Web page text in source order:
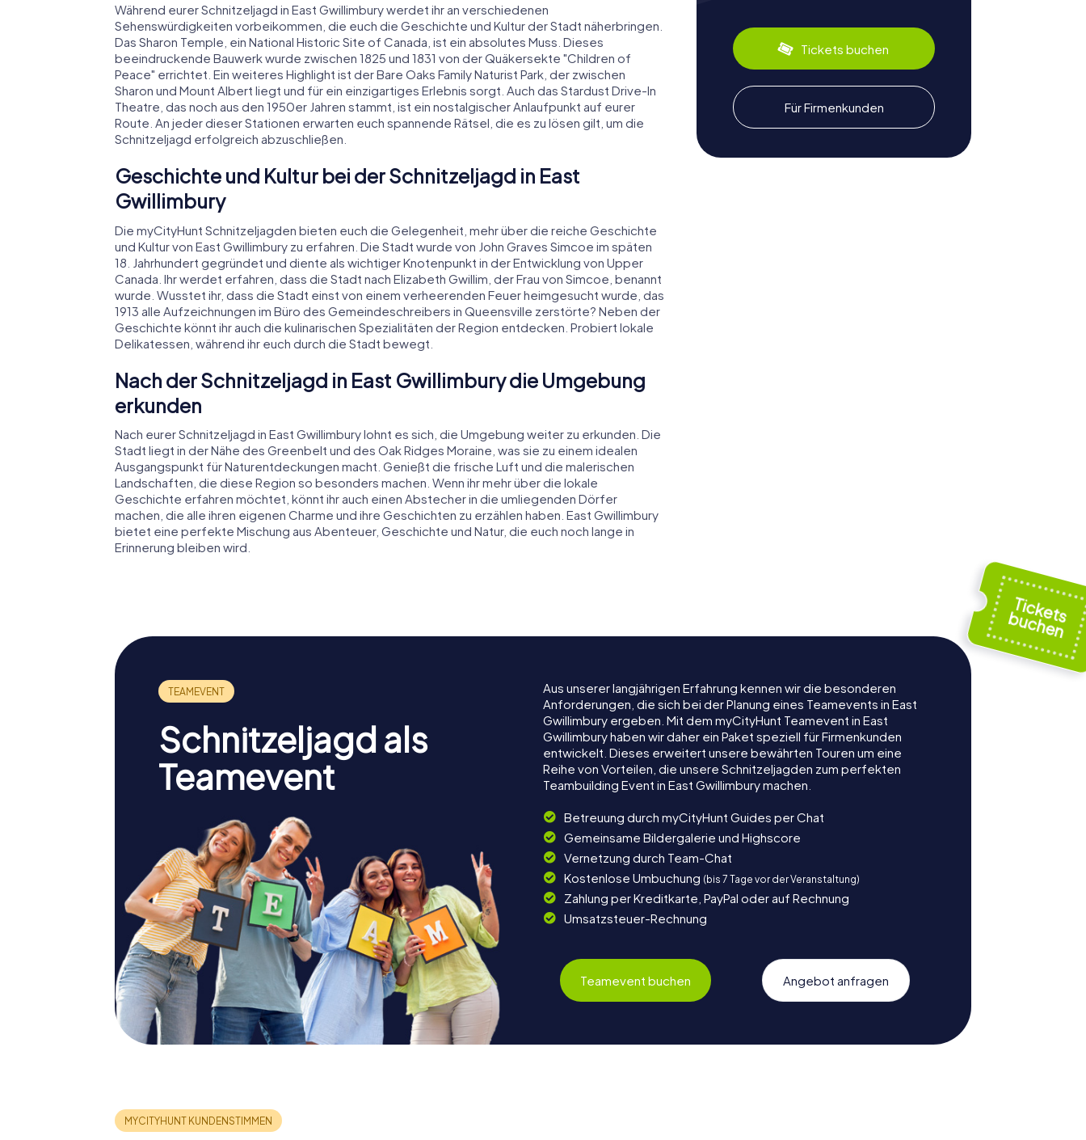
Während eurer Schnitzeljagd in East Gwillimbury werdet ihr an verschiedenen
Sehenswürdigkeiten vorbeikommen, die euch die Geschichte und Kultur der Stadt näherbringen.
Das Sharon Temple, ein National Historic Site of Canada, ist ein absolutes Muss. Dieses
beeindruckende Bauwerk wurde zwischen 1825 und 1831 von der Quäkersekte "Children of
Peace" errichtet. Ein weiteres Highlight ist der Bare Oaks Family Naturist Park, der zwischen
Sharon und Mount Albert liegt und für ein einzigartiges Erlebnis sorgt. Auch das Stardust Drive-In
Theatre, das noch aus den 1950er Jahren stammt, ist ein nostalgischer Anlaufpunkt auf eurer
Route. An jeder dieser Stationen erwarten euch spannende Rätsel, die es zu lösen gilt, um die
Schnitzeljagd erfolgreich abzuschließen.
Geschichte und Kultur bei der Schnitzeljagd in East
Gwillimbury
Die myCityHunt Schnitzeljagden bieten euch die Gelegenheit, mehr über die reiche Geschichte
und Kultur von East Gwillimbury zu erfahren. Die Stadt wurde von John Graves Simcoe im späten
18. Jahrhundert gegründet und diente als wichtiger Knotenpunkt in der Entwicklung von Upper
Canada. Ihr werdet erfahren, dass die Stadt nach Elizabeth Gwillim, der Frau von Simcoe, benannt
wurde. Wusstet ihr, dass die Stadt einst von einem verheerenden Feuer heimgesucht wurde, das
1913 alle Aufzeichnungen im Büro des Gemeindeschreibers in Queensville zerstörte? Neben der
Geschichte könnt ihr auch die kulinarischen Spezialitäten der Region entdecken. Probiert lokale
Delikatessen, während ihr euch durch die Stadt bewegt.
Nach der Schnitzeljagd in East Gwillimbury die Umgebung
erkunden
Nach eurer Schnitzeljagd in East Gwillimbury lohnt es sich, die Umgebung weiter zu erkunden. Die
Stadt liegt in der Nähe des Greenbelt und des Oak Ridges Moraine, was sie zu einem idealen
Ausgangspunkt für Naturentdeckungen macht. Genießt die frische Luft und die malerischen
Landschaften, die diese Region so besonders machen. Wenn ihr mehr über die lokale
Geschichte erfahren möchtet, könnt ihr auch einen Abstecher in die umliegenden Dörfer
machen, die alle ihren eigenen Charme und ihre Geschichten zu erzählen haben. East Gwillimbury
bietet eine perfekte Mischung aus Abenteuer, Geschichte und Natur, die euch noch lange in
Erinnerung bleiben wird.
Tickets buchen
Für Firmenkunden
Schnitzeljagd als
Teamevent
Aus unserer langjährigen Erfahrung kennen wir die besonderen
Anforderungen, die sich bei der Planung eines Teamevents in East
Gwillimbury ergeben. Mit dem myCityHunt Teamevent in East
Gwillimbury haben wir daher ein Paket speziell für Firmenkunden
entwickelt. Dieses erweitert unsere bewährten Touren um eine
Reihe von Vorteilen, die unsere Schnitzeljagden zum perfekten
Teambuilding Event in East Gwillimbury machen.
Betreuung durch myCityHunt Guides per Chat
Gemeinsame Bildergalerie und Highscore
Vernetzung durch Team-Chat
Kostenlose Umbuchung (bis 7 Tage vor der Veranstaltung)
Zahlung per Kreditkarte, PayPal oder auf Rechnung
Umsatzsteuer-Rechnung
Teamevent buchen Angebot anfragen